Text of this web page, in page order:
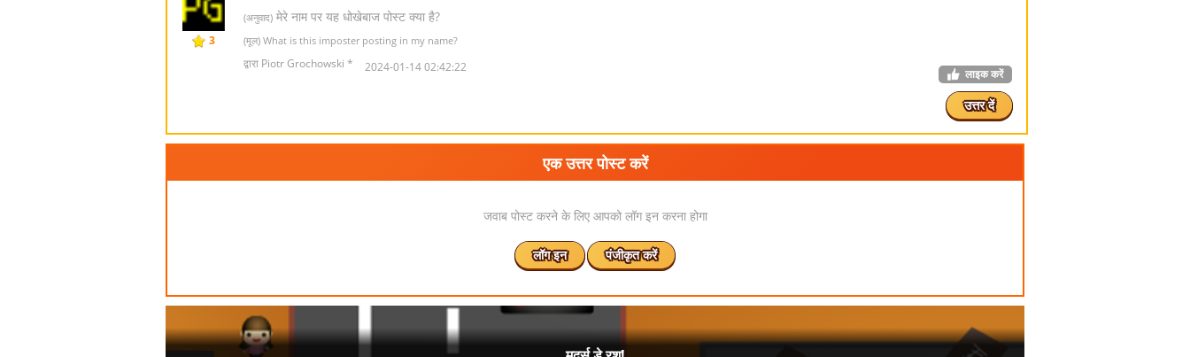
3
(अनुवाद) मेरे नाम पर यह धोखेबाज पोस्ट क्या है?
(मूल) What is this imposter posting in my name?
द्वारा Piotr Grochowski * 2024-01-14 02:42:22 लाइक करें
उत्तर दें
एक उत्तर पोस्ट करें
जवाब पोस्ट करने के लिए आपको लॉग इन करना होगा
लॉग इन पंजीकृत करें